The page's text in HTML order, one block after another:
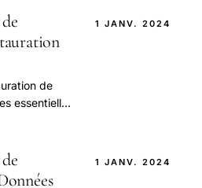
de
essentielles
1 JANV. 2024
1 JANV. 2024